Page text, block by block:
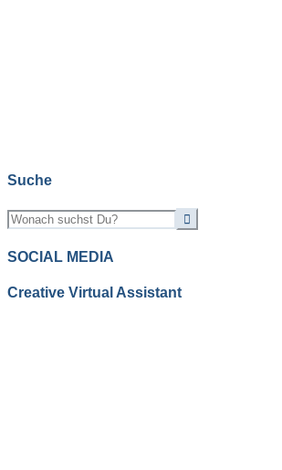
Suche
SOCIAL MEDIA
Creative Virtual Assistant